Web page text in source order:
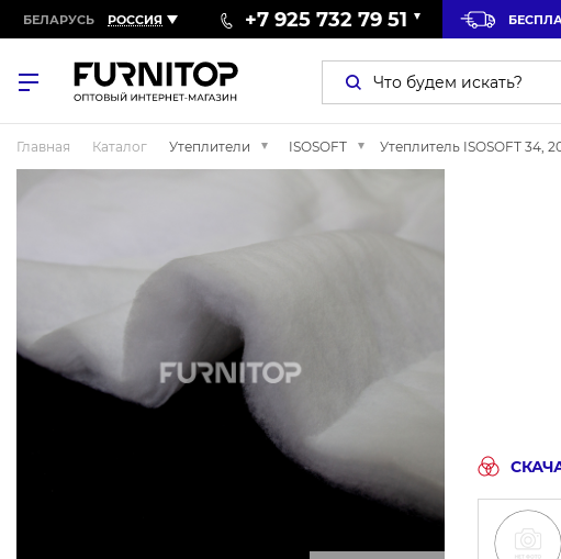
БЕЛАРУСЬ РОССИЯ +7 925 732 79 51
Главная Каталог Утеплители ISOSOFT Утеплитель ISOSOFT 34,